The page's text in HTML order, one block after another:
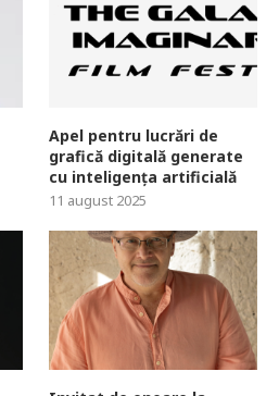
Apel pentru lucrări de
grafică digitală generate
cu inteligența artificială
11 august 2025